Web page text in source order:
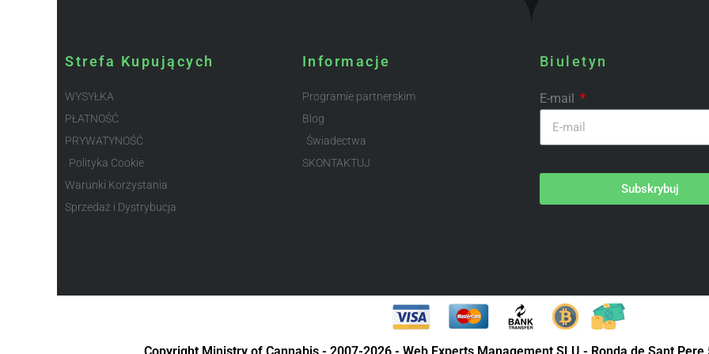
Strefa Kupujących
WYSYŁKA
PŁATNOŚĆ
PRYWATYNOŚĆ
Polityka Cookie
Warunki Korzystania
Sprzedaż i Dystrybucja
Informacje
Programie partnerskim
Blog
Świadectwa
SKONTAKTUJ
Biuletyn
E-mail
Subskrybuj